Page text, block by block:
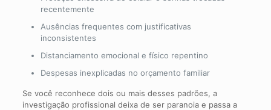
recentemente
Ausências frequentes com justificativas
inconsistentes
Distanciamento emocional e físico repentino
Despesas inexplicadas no orçamento familiar
Se você reconhece dois ou mais desses padrões, a
investigação profissional deixa de ser paranoia e passa a